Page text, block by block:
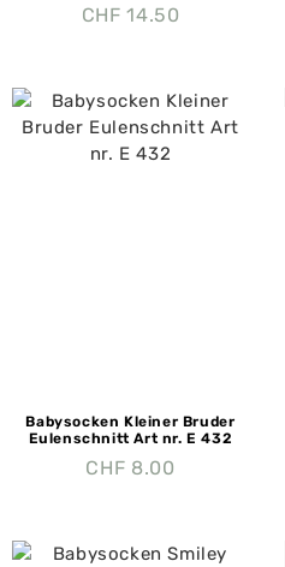
CHF 14.50
Babysocken Kleiner Bruder
Eulenschnitt Art nr. E 432
CHF 8.00